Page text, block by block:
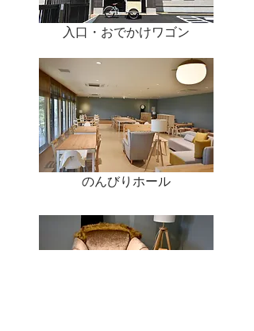
入口・おでかけワゴン
のんびりホール